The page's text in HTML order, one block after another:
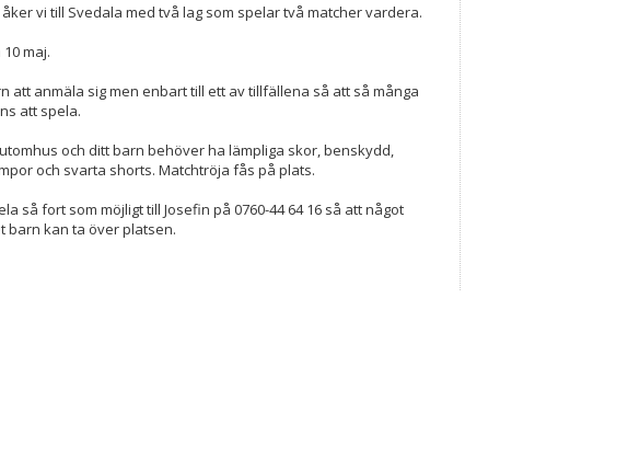
vi till Svedala med två lag som spelar två matcher vardera.
maj.
att anmäla sig men enbart till ett av tillfällena så att så många
att spela.
och ditt barn behöver ha lämpliga skor, benskydd,
och svarta shorts. Matchtröja fås på plats.
så fort som möjligt till Josefin på 0760-44 64 16 så att något
barn kan ta över platsen.